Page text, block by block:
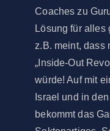
Coaches zu
Lösung für alles
z.B. meint, dass
„Inside-Out
würde! Auf mit
Israel und in
bekommt das